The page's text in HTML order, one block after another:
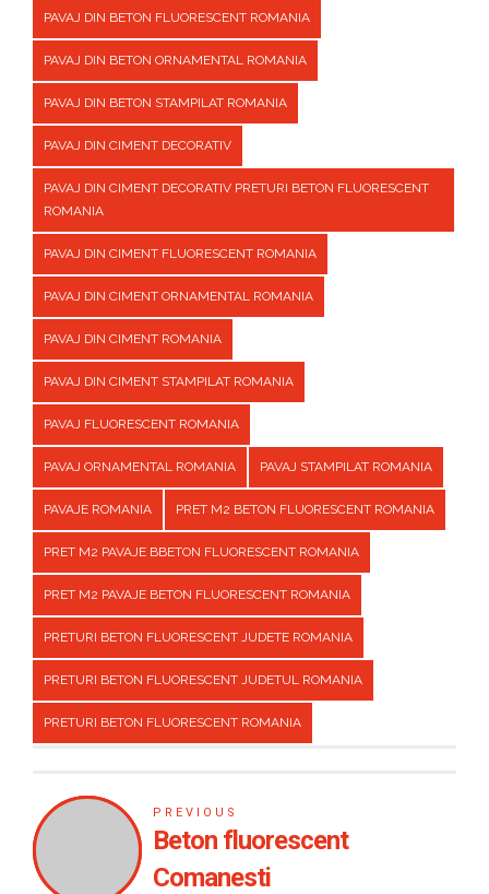
PAVAJ DIN BETON FLUORESCENT ROMANIA
PAVAJ DIN BETON ORNAMENTAL ROMANIA
PAVAJ DIN BETON STAMPILAT ROMANIA
PAVAJ DIN CIMENT DECORATIV
PAVAJ DIN CIMENT DECORATIV PRETURI BETON FLUORESCENT
ROMANIA
PAVAJ DIN CIMENT FLUORESCENT ROMANIA
PAVAJ DIN CIMENT ORNAMENTAL ROMANIA
PAVAJ DIN CIMENT ROMANIA
PAVAJ DIN CIMENT STAMPILAT ROMANIA
PAVAJ FLUORESCENT ROMANIA
PAVAJ ORNAMENTAL ROMANIA PAVAJ STAMPILAT ROMANIA
PAVAJE ROMANIA PRET M2 BETON FLUORESCENT ROMANIA
PRET M2 PAVAJE BBETON FLUORESCENT ROMANIA
PRET M2 PAVAJE BETON FLUORESCENT ROMANIA
PRETURI BETON FLUORESCENT JUDETE ROMANIA
PRETURI BETON FLUORESCENT JUDETUL ROMANIA
PRETURI BETON FLUORESCENT ROMANIA
PREVIOUS
Beton fluorescent
Comanesti